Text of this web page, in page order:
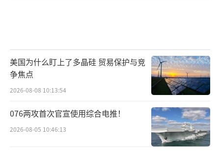
美国为什么盯上了多晶硅 贸易保护与竞
争焦点
2026-08-08 10:13:54
076两攻首次官宣使用综合电推！
2026-08-05 10:46:13